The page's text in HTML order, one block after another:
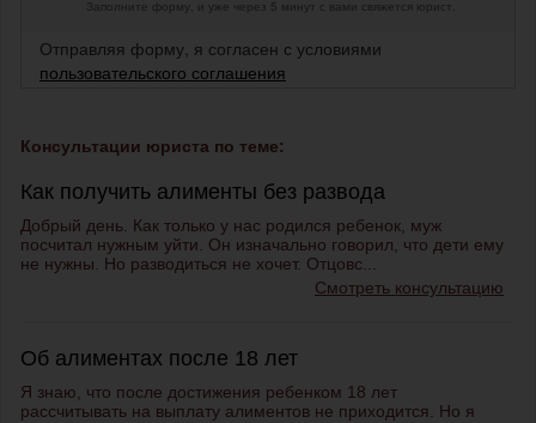
Заполните форму, и уже через 5 минут с вами свяжется юрист.
Отправляя форму, я согласен с условиями
пользовательского соглашения
Консультации юриста по теме:
Как получить алименты без развода
Добрый день. Как только у нас родился ребенок, муж
посчитал нужным уйти. Он изначально говорил, что дети ему
не нужны. Но разводиться не хочет. Отцовс...
Смотреть консультацию
Об алиментах после 18 лет
Я знаю, что после достижения ребенком 18 лет
рассчитывать на выплату алиментов не приходится. Но я